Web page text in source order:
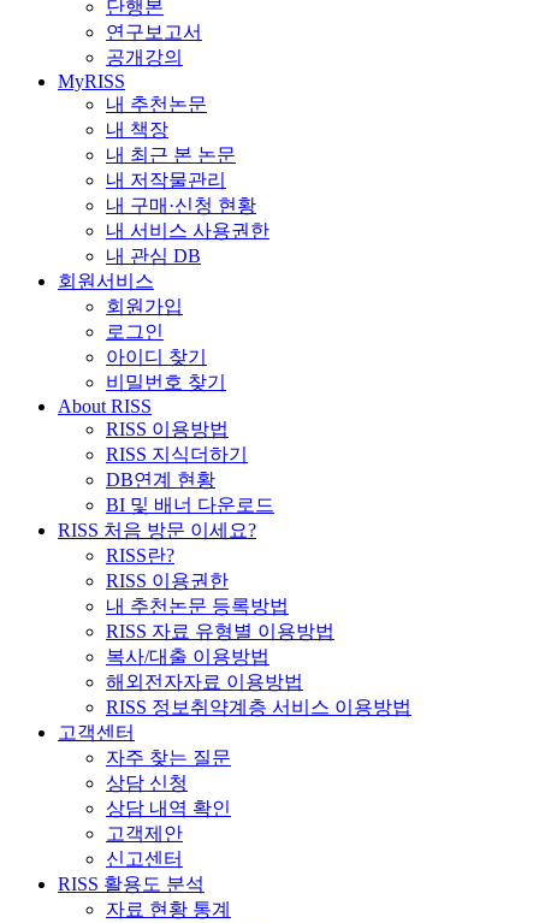
단행본
연구보고서
공개강의
MyRISS
내 추천논문
내 책장
내 최근 본 논문
내 저작물관리
내 구매·신청 현황
내 서비스 사용권한
내 관심 DB
회원서비스
회원가입
로그인
아이디 찾기
비밀번호 찾기
About RISS
RISS 이용방법
RISS 지식더하기
DB연계 현황
BI 및 배너 다운로드
RISS 처음 방문 이세요?
RISS란?
RISS 이용권한
내 추천논문 등록방법
RISS 자료 유형별 이용방법
복사/대출 이용방법
해외전자자료 이용방법
RISS 정보취약계층 서비스 이용방법
고객센터
자주 찾는 질문
상담 신청
상담 내역 확인
고객제안
신고센터
RISS 활용도 분석
자료 현황 통계